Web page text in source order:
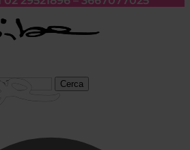
Cerca